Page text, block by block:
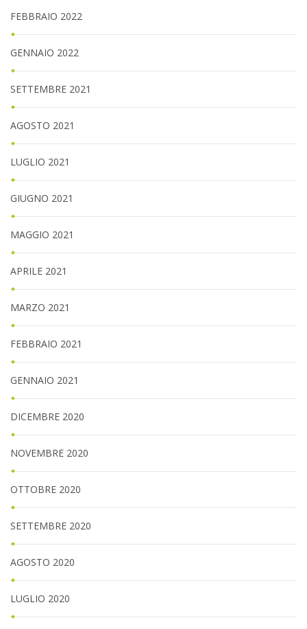
FEBBRAIO 2022
GENNAIO 2022
SETTEMBRE 2021
AGOSTO 2021
LUGLIO 2021
GIUGNO 2021
MAGGIO 2021
APRILE 2021
MARZO 2021
FEBBRAIO 2021
GENNAIO 2021
DICEMBRE 2020
NOVEMBRE 2020
OTTOBRE 2020
SETTEMBRE 2020
AGOSTO 2020
LUGLIO 2020